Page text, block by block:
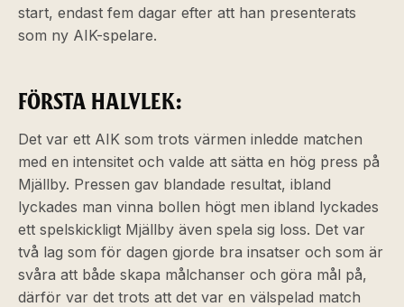
start, endast fem dagar efter att han presenterats
som ny AIK-spelare.
FÖRSTA HALVLEK:
Det var ett AIK som trots värmen inledde matchen
med en intensitet och valde att sätta en hög press på
Mjällby. Pressen gav blandade resultat, ibland
lyckades man vinna bollen högt men ibland lyckades
ett spelskickligt Mjällby även spela sig loss. Det var
två lag som för dagen gjorde bra insatser och som är
svåra att både skapa målchanser och göra mål på,
därför var det trots att det var en välspelad match